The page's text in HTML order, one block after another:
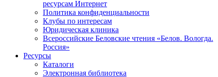
ресурсам Интернет
Политика конфиденциальности
Клубы по интересам
Юридическая клиника
Всероссийские Беловские чтения «Белов. Вологда.
Россия»
Ресурсы
Каталоги
Электронная библиотека